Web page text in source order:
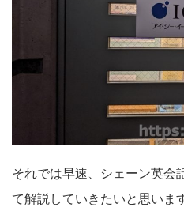
それでは早速、シェーン英会
て解説していきたいと思います